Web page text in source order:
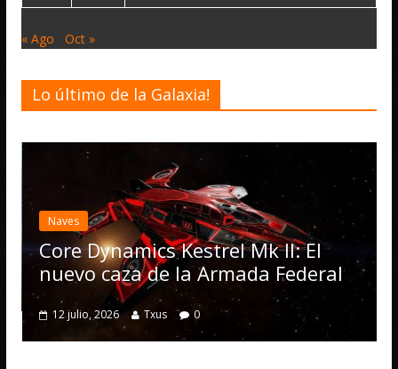
« Ago Oct »
Lo último de la Galaxia!
Kestrel Mk II: El
de la Armada Federal
Txus 0
Elite